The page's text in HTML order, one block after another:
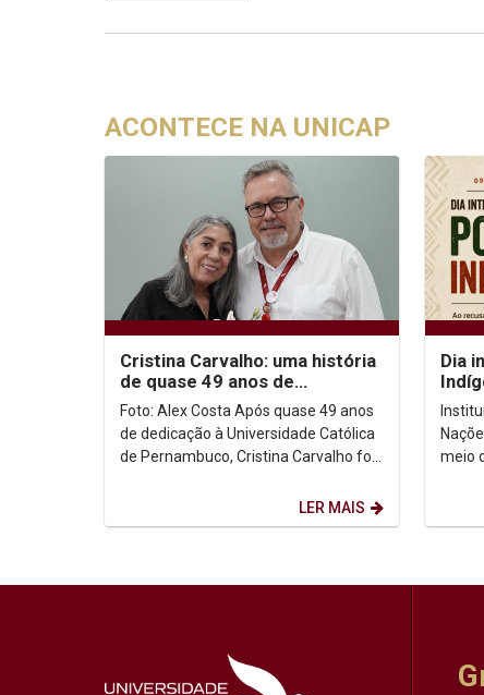
ACONTECE NA UNICAP
Cristina Carvalho: uma história
de quase 49 anos de
dedicação à Unicap
Foto: Alex Costa Após quase 49 anos
de dedicação à Universidade Católica
de Pernambuco, Cristina Carvalho foi
LER MAIS
Dia
no
meio
de